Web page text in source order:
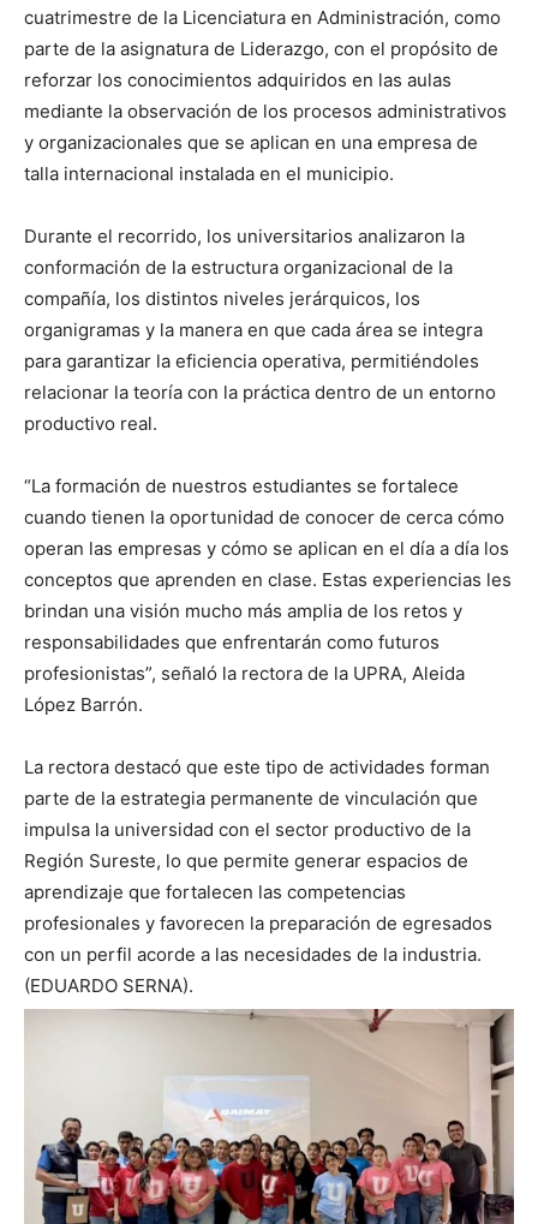
cuatrimestre de la Licenciatura en Administración, como
parte de la asignatura de Liderazgo, con el propósito de
reforzar los conocimientos adquiridos en las aulas
mediante la observación de los procesos administrativos
y organizacionales que se aplican en una empresa de
talla internacional instalada en el municipio.
Durante el recorrido, los universitarios analizaron la
conformación de la estructura organizacional de la
compañía, los distintos niveles jerárquicos, los
organigramas y la manera en que cada área se integra
para garantizar la eficiencia operativa, permitiéndoles
relacionar la teoría con la práctica dentro de un entorno
productivo real.
“La formación de nuestros estudiantes se fortalece
cuando tienen la oportunidad de conocer de cerca cómo
operan las empresas y cómo se aplican en el día a día los
conceptos que aprenden en clase. Estas experiencias les
brindan una visión mucho más amplia de los retos y
responsabilidades que enfrentarán como futuros
profesionistas”, señaló la rectora de la UPRA, Aleida
López Barrón.
La rectora destacó que este tipo de actividades forman
parte de la estrategia permanente de vinculación que
impulsa la universidad con el sector productivo de la
Región Sureste, lo que permite generar espacios de
aprendizaje que fortalecen las competencias
profesionales y favorecen la preparación de egresados
con un perfil acorde a las necesidades de la industria.
(EDUARDO SERNA).